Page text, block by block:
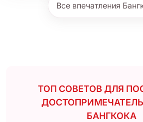
Все впечатления
ТОП СОВЕТОВ ДЛЯ
БАНГКОКА